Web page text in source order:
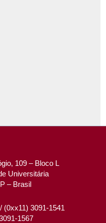
109 – Bloco L
Universitária
– Brasil
(0xx11) 3091-1541
1567